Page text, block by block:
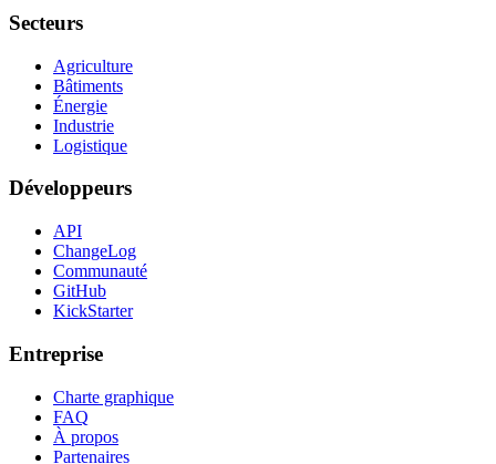
Secteurs
Agriculture
Bâtiments
Énergie
Industrie
Logistique
Développeurs
API
ChangeLog
Communauté
GitHub
KickStarter
Entreprise
Charte graphique
FAQ
À propos
Partenaires